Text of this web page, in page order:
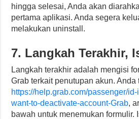
hingga selesai, Anda akan
pertama aplikasi. Anda segera
melakukan uninstall.
7. Langkah Terakhir,
Langkah terakhir adalah mengisi
Grab terkait penutupan akun.
https://help.grab.com/passenger/
want-to-deactivate-account-Grab,
bawah untuk menemukan formulir.